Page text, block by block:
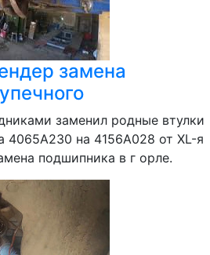
замена
заменил родные втулки
4065A230 на 4156A028 от XL-я
подшипника в г орле.